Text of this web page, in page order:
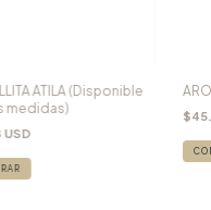
ATILA (Disponible
medidas)
USD